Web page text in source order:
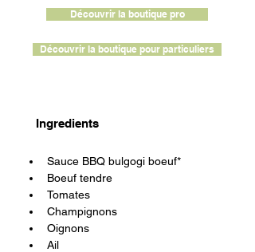
Découvrir la boutique pro
Découvrir la boutique pour particuliers
Ingredients
Sauce BBQ bulgogi boeuf*
Boeuf tendre
Tomates
Champignons
Oignons
Ail